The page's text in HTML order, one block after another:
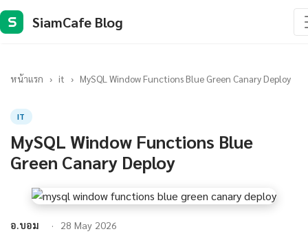
S SiamCafe Blog
หน้าแรก › it › MySQL Window Functions Blue Green Canary Deploy
IT
MySQL Window Functions Blue
Green Canary Deploy
อ.บอม 28 May 2026